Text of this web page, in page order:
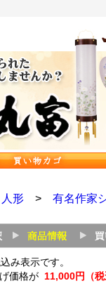
形> 有名作家
表示です。
価格が 11,000円（